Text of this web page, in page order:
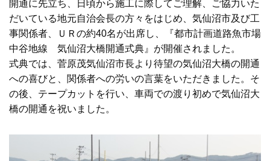
開通に先立ち、日頃から施工に際してご理解、ご協力いた
だいている地元自治会長の方々をはじめ、気仙沼市及び工
事関係者、ＵＲの約40名が出席し、『都市計画道路魚市場
中谷地線 気仙沼大橋開通式典』が開催されました。
式典では、菅原茂気仙沼市長より待望の気仙沼大橋の開通
への喜びと、関係者への労いの言葉をいただきました。そ
の後、テープカットを行い、車両での渡り初めで気仙沼大
橋の開通を祝いました。